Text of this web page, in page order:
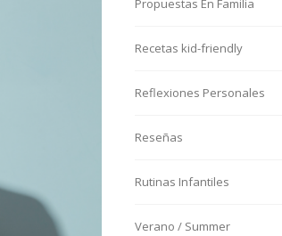
Propuestas En Familia
Recetas kid-friendly
Reflexiones Personales
Reseñas
Rutinas Infantiles
Verano / Summer